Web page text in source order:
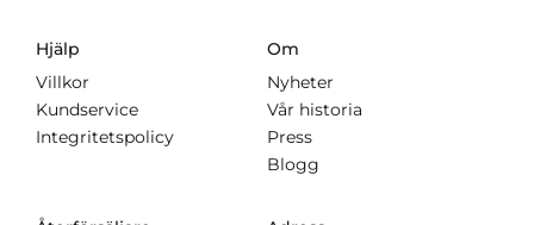
Hjälp
Villkor
Kundservice
Integritetspolicy
Om
Nyheter
Vår historia
Press
Blogg